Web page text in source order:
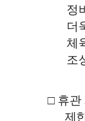
정비
더
체
조
□ 휴관
제